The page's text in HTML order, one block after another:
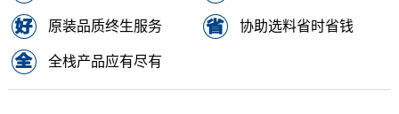
原装品质终生服务 协助选料省时省钱
全栈产品应有尽有